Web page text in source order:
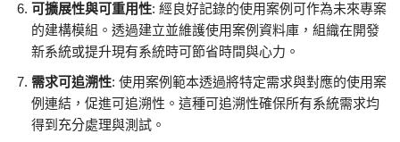
可擴展性與可重用性: 經良好記錄的使用案例可作為未來專案
的建構模組。透過建立並維護使用案例資料庫，組織在開發
新系統或提升現有系統時可節省時間與心力。
需求可追溯性: 使用案例範本透過將特定需求與對應的使用案
例連結，促進可追溯性。這種可追溯性確保所有系統需求均
得到充分處理與測試。